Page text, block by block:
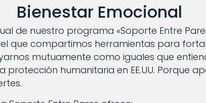
Bienestar Emocional
de nuestro programa «Soporte Entre
el que compartimos herramientas para
mutuamente como iguales que
protección humanitaria en EE.UU. Porque